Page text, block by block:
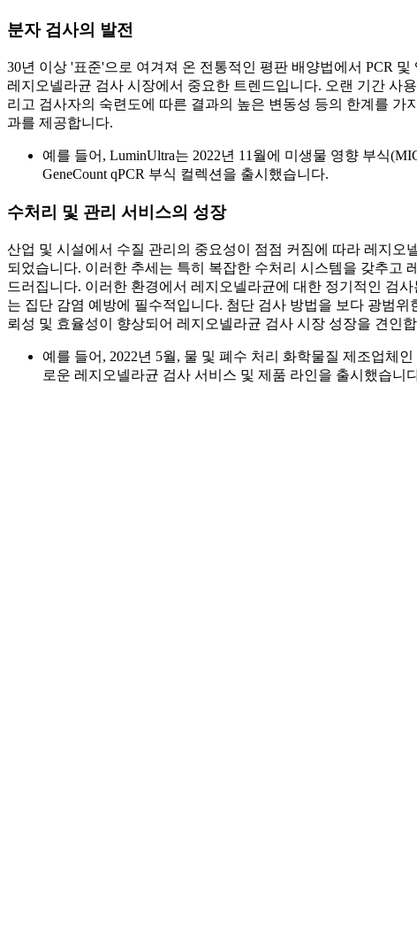
분자 검사의 발전
30년 이상 '표준'으로 여겨져 온 전통적인 평판 배양법에서 PCR
레지오넬라균 검사 시장에서 중요한 트렌드입니다. 오랜 기간 사
리고 검사자의 숙련도에 따른 결과의 높은 변동성 등의 한계를
과를 제공합니다.
예를 들어, LuminUltra는 2022년 11월에 미생물 영향 부식
GeneCount qPCR 부식 컬렉션을 출시했습니다.
수처리 및 관리 서비스의 성장
산업 및 시설에서 수질 관리의 중요성이 점점 커짐에 따라 레지
되었습니다. 이러한 추세는 특히 복잡한 수처리 시스템을 갖추고
드러집니다. 이러한 환경에서 레지오넬라균에 대한 정기적인 검
는 집단 감염 예방에 필수적입니다. 첨단 검사 방법을 보다 광범
뢰성 및 효율성이 향상되어 레지오넬라균 검사 시장 성장을 견인
예를 들어, 2022년 5월, 물 및 폐수 처리 화학물질 제조업체
로운 레지오넬라균 검사 서비스 및 제품 라인을 출시했습니